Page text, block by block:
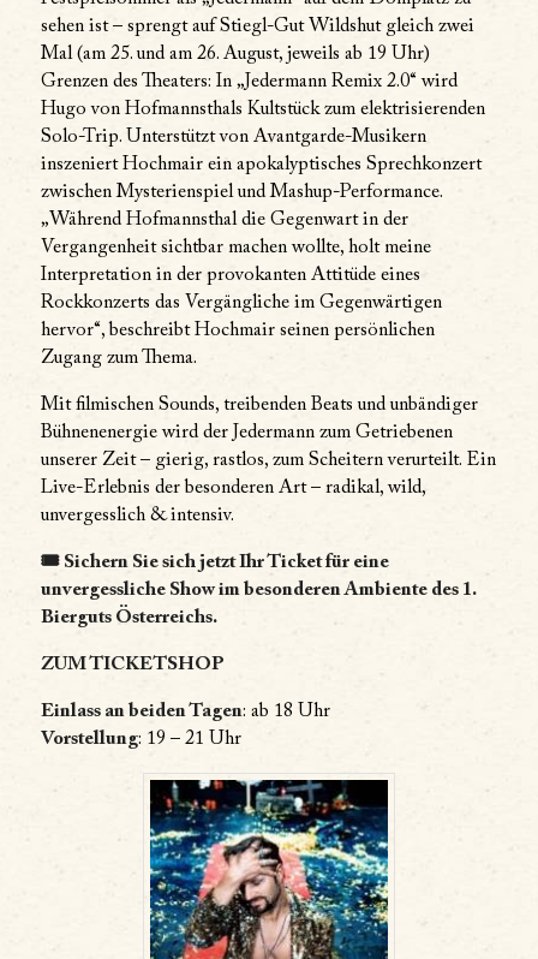
sehen ist – sprengt auf Stiegl-Gut Wildshut gleich zwei
Mal (am 25. und am 26. August, jeweils ab 19 Uhr)
Grenzen des Theaters: In „Jedermann Remix 2.0“ wird
Hugo von Hofmannsthals Kultstück zum elektrisierenden
Solo-Trip. Unterstützt von Avantgarde-Musikern
inszeniert Hochmair ein apokalyptisches Sprechkonzert
zwischen Mysterienspiel und Mashup-Performance.
„Während Hofmannsthal die Gegenwart in der
Vergangenheit sichtbar machen wollte, holt meine
Interpretation in der provokanten Attitüde eines
Rockkonzerts das Vergängliche im Gegenwärtigen
hervor“, beschreibt Hochmair seinen persönlichen
Zugang zum Thema.
Mit filmischen Sounds, treibenden Beats und unbändiger
Bühnenenergie wird der Jedermann zum Getriebenen
unserer Zeit – gierig, rastlos, zum Scheitern verurteilt. Ein
Live-Erlebnis der besonderen Art – radikal, wild,
unvergesslich & intensiv.
🎟 Sichern Sie sich jetzt Ihr Ticket für eine
unvergessliche Show im besonderen Ambiente des 1.
Bierguts Österreichs.
ZUM TICKETSHOP
Einlass an beiden Tagen: ab 18 Uhr
Vorstellung: 19 – 21 Uhr